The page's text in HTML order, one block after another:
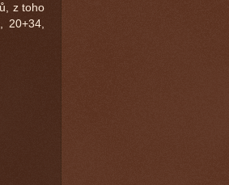
z toho
20+34,